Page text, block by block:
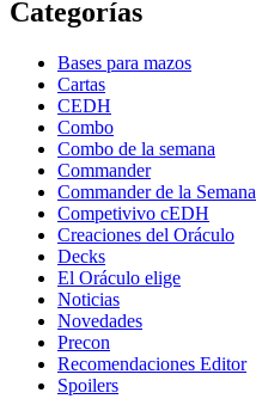
Categorías
Bases para mazos
Cartas
CEDH
Combo
Combo de la semana
Commander
Commander de la Semana
Competivivo cEDH
Creaciones del Oráculo
Decks
El Oráculo elige
Noticias
Novedades
Precon
Recomendaciones Editor
Spoilers